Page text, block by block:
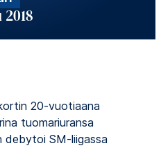
20-vuotiaana
tuomariuransa
debytoi SM-liigassa